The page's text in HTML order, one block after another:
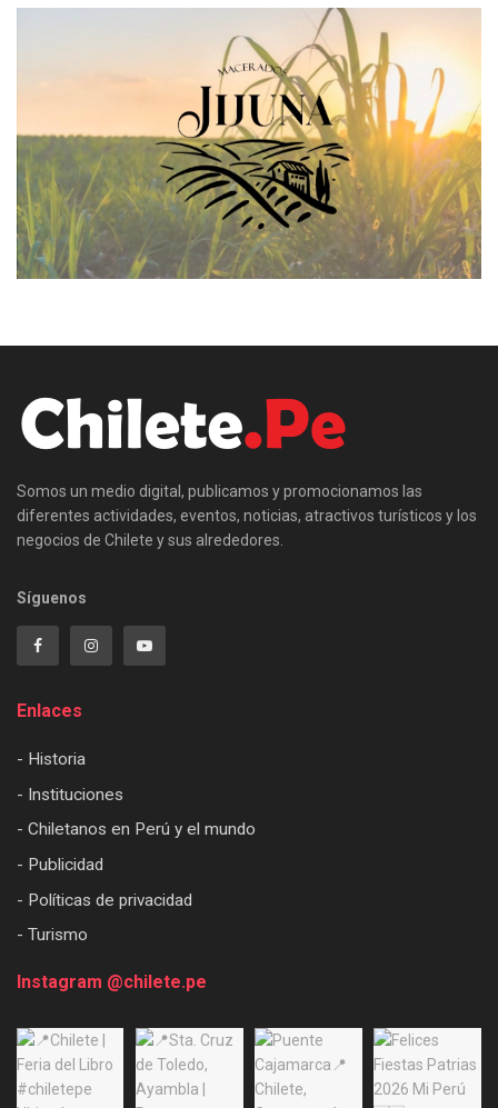
Somos un medio digital, publicamos y promocionamos las
diferentes actividades, eventos, noticias, atractivos turísticos y los
negocios de Chilete y sus alrededores.
Síguenos
Enlaces
- Historia
- Instituciones
- Chiletanos en Perú y el mundo
- Publicidad
- Políticas de privacidad
- Turismo
Instagram @chilete.pe